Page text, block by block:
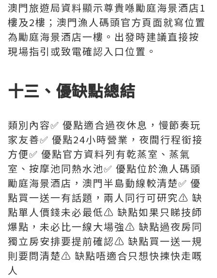
澳門旅遊局資料顯示尊貴喺勵庭海景酒店1
樓及2樓；澳門漁人碼頭官方頁面就寫位置
為勵庭海景酒店一樓。出發時建議直接按
現場指引或致電確認入口位置。
十三、優缺點總結
類別內容✅ 優點適合過夜休息，慢節奏玩
家友善✅ 優點24小時營業，夜間行程銜接
方便✅ 優點官方資料列有乾蒸室、蒸氣
室、按摩池同熱水池✅ 優點位於漁人碼頭
勵庭海景酒店，澳門半島動線較清楚✅ 優
點買一送一有話題，兩人同行可研究⚠️ 缺
點單人價錢未必最低⚠️ 缺點如果只睇技師
爆點，未必比一線大場強⚠️ 缺點過夜房同
獨立房安排要提前確認⚠️ 缺點買一送一規
則要問清楚⚠️ 缺點唔適合只想快揀快走嘅
人